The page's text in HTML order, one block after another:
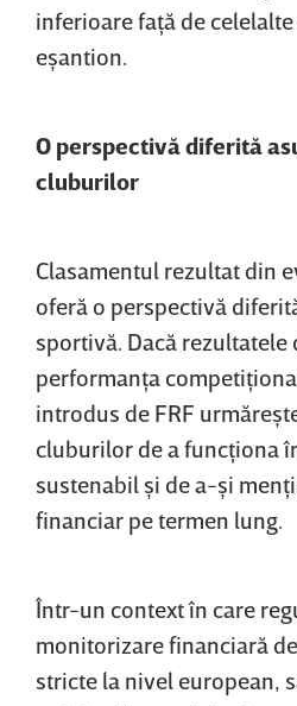
inferioare faţă de
eşantion.
O perspectivă diferită
cluburilor
Clasamentul rezultat din
oferă o perspectivă
sportivă. Dacă rezultatele
performanţa
introdus de FRF
cluburilor de a funcţiona
sustenabil şi de a-şi
financiar pe termen lung.
Într-un context în care
monitorizare financiară
stricte la nivel european,